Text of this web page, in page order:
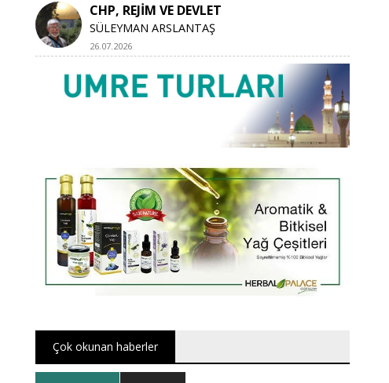
CHP, REJİM VE DEVLET
SÜLEYMAN ARSLANTAŞ
26.07.2026
Çok okunan haberler